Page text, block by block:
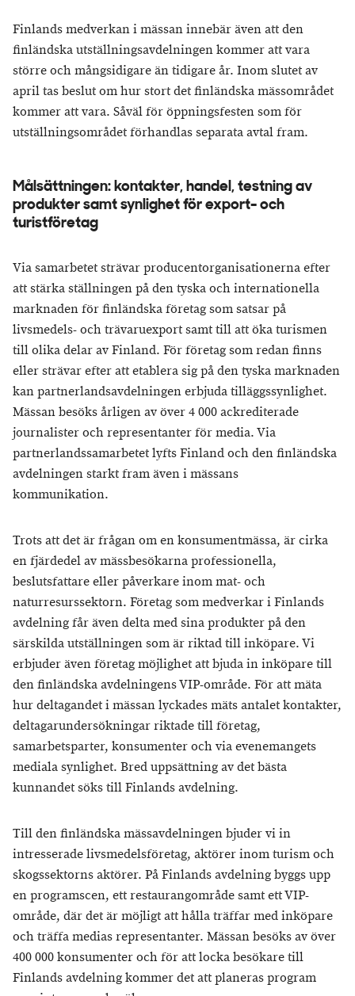
Finlands medverkan i mässan innebär även att den
finländska utställningsavdelningen kommer att vara
större och mångsidigare än tidigare år. Inom slutet av
april tas beslut om hur stort det finländska mässområdet
kommer att vara. Såväl för öppningsfesten som för
utställningsområdet förhandlas separata avtal fram.
Målsättningen: kontakter, handel, testning av
produkter samt synlighet för export- och
turistföretag
Via samarbetet strävar producentorganisationerna efter
att stärka ställningen på den tyska och internationella
marknaden för finländska företag som satsar på
livsmedels- och trävaruexport samt till att öka turismen
till olika delar av Finland. För företag som redan finns
eller strävar efter att etablera sig på den tyska marknaden
kan partnerlandsavdelningen erbjuda tilläggssynlighet.
Mässan besöks årligen av över 4 000 ackrediterade
journalister och representanter för media. Via
partnerlandssamarbetet lyfts Finland och den finländska
avdelningen starkt fram även i mässans
kommunikation.
Trots att det är frågan om en konsumentmässa, är cirka
en fjärdedel av mässbesökarna professionella,
beslutsfattare eller påverkare inom mat- och
naturresurssektorn. Företag som medverkar i Finlands
avdelning får även delta med sina produkter på den
särskilda utställningen som är riktad till inköpare. Vi
erbjuder även företag möjlighet att bjuda in inköpare till
den finländska avdelningens VIP-område. För att mäta
hur deltagandet i mässan lyckades mäts antalet kontakter,
deltagarundersökningar riktade till företag,
samarbetsparter, konsumenter och via evenemangets
mediala synlighet. Bred uppsättning av det bästa
kunnandet söks till Finlands avdelning.
Till den finländska mässavdelningen bjuder vi in
intresserade livsmedelsföretag, aktörer inom turism och
skogssektorns aktörer. På Finlands avdelning byggs upp
en programscen, ett restaurangområde samt ett VIP-
område, där det är möjligt att hålla träffar med inköpare
och träffa medias representanter. Mässan besöks av över
400 000 konsumenter och för att locka besökare till
Finlands avdelning kommer det att planeras program